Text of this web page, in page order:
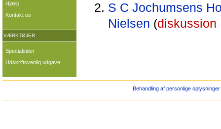
S C Jochumsens
Nielsen (diskussion
Hjælp
Kontakt os
VÆRKTØJER
Specialsider
Udskriftsvenlig udgave
Behandling af personlige oplysninger